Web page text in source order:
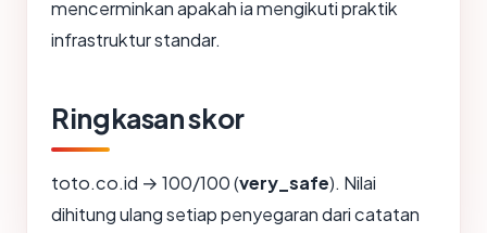
mencerminkan apakah ia mengikuti praktik
infrastruktur standar.
Ringkasan skor
toto.co.id → 100/100 (very_safe). Nilai
dihitung ulang setiap penyegaran dari catatan